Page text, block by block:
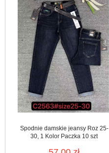
Spodnie damskie jeansy Roz 25-
30, 1 Kolor Paczka 10 szt